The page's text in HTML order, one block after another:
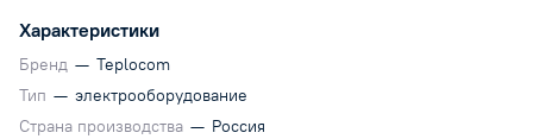
Характеристики
Бренд — Teplocom
Тип — электрооборудование
Страна производства — Россия